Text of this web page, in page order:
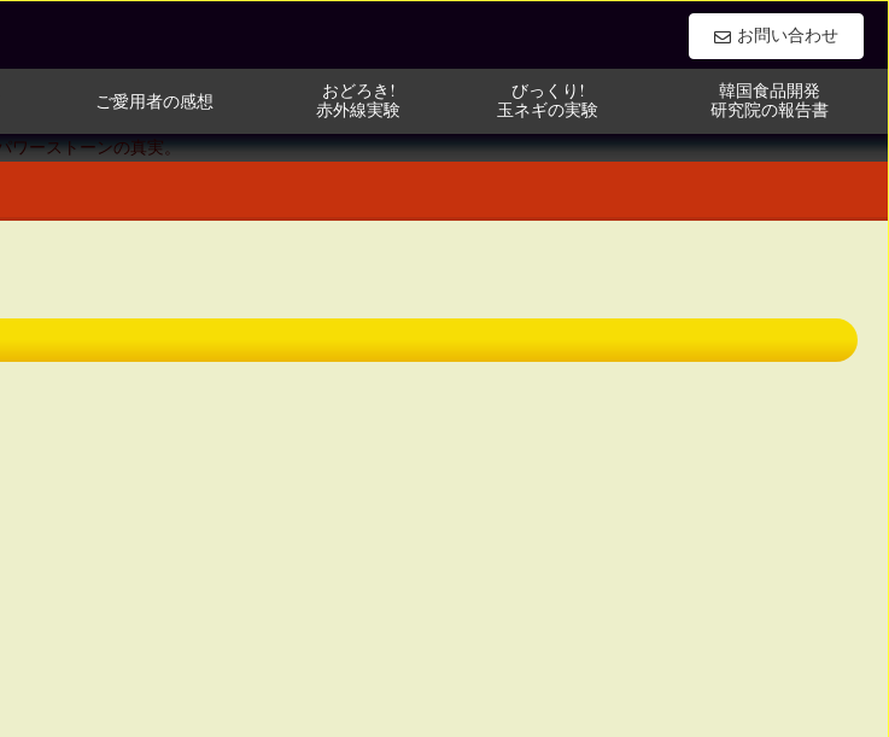
お問い合わせ
ご愛用者の感想
おどろき!
赤外線実験
びっくり!
玉ネギの実験
韓国食品開発
研究院の報告書